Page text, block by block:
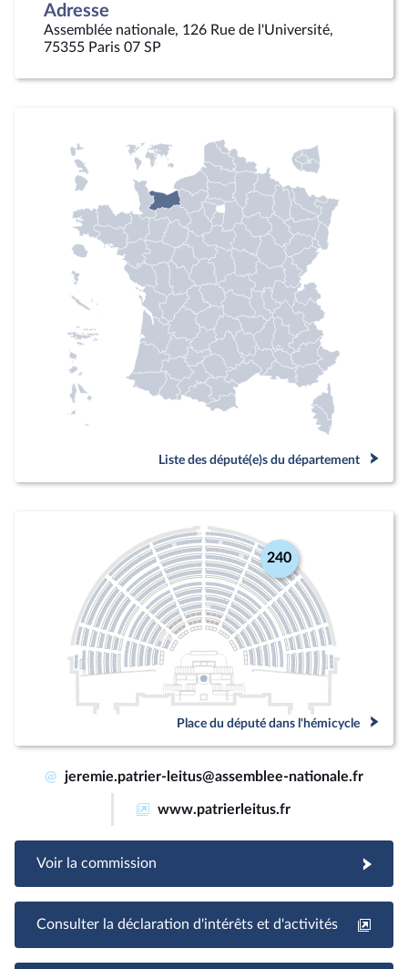
Adresse
Assemblée nationale, 126 Rue de l'Université,
75355 Paris 07 SP
Liste des député(e)s du département
240
Place du député dans l'hémicycle
@ jeremie.patrier-leitus@assemblee-nationale.fr
www.patrierleitus.fr
Voir la commission
Consulter la déclaration d'intérêts et d'activités